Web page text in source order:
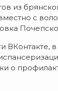
из
с
ВКонтакте,
о